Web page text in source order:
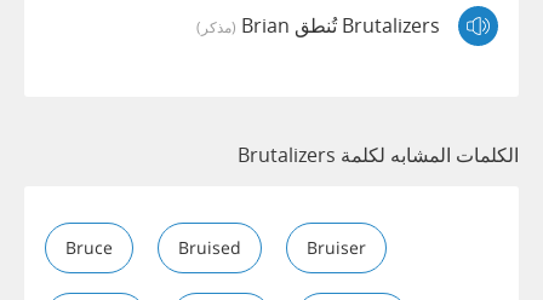
Brutalizers تُنطق Brian (مذكر)
الكلمات المشابه لكلمة Brutalizers
Bruce Bruised Bruiser